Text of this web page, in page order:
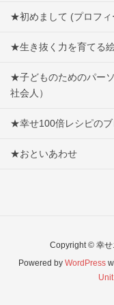
★初めまして (プロフィ
★生き抜く力を育てる
★子どものためのパー
社会人）
★幸せ100倍レシピのブ
★おといあわせ
Copyright © 幸
Powered by WordPress
Unit